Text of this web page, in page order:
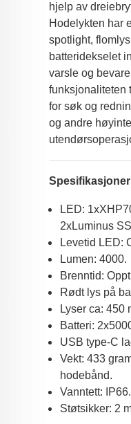
hjelp av
Hodelykten har
spotlight,
batteridekselet
varsle og
funksjonaliteten
for søk og
og andre
LED:
2xLuminus
Levetid LED:
Lumen: 4000.
Brenntid:
Rødt lys på
Lyser ca: 450
Batteri:
USB type-C
Vekt: 433
hodebånd.
Vanntett: IP66.
Støtsikker: 2